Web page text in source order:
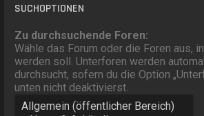
SUCHOPTIONEN
Zu durchsuchende Foren:
Wähle das Forum oder die Foren aus,
werden soll. Unterforen werden
durchsucht, sofern du die Option
unten nicht deaktivierst.